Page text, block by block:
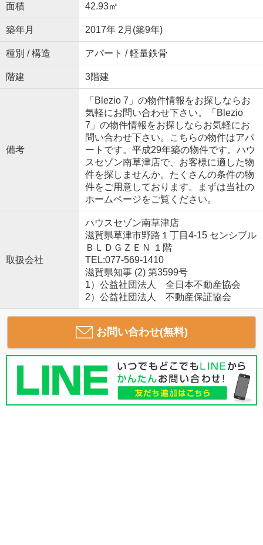
面積 42.93㎡
築年月 2017年 2月(築9年)
種別 / 構造 アパート / 軽量鉄骨
階建 3階建
備考
「Blezio 7」の物件情報をお探しならお
気軽にお問い合わせ下さい。「Blezio
7」の物件情報をお探しならお気軽にお
問い合わせ下さい。こちらの物件はアパ
ートです。平成29年築の物件です。ハウ
スセゾン南草津店で、お客様に適した物
件を探しませんか。たくさんの条件の物
件をご用意しております。まずは当社の
ホームページをご覧ください。
取扱会社
ハウスセゾン南草津店
滋賀県草津市野路１丁目4-15 センシブル
ＢＬＤＧＺＥＮ １階
TEL:077-569-1410
滋賀県知事 (2) 第3599号
1）公益社団法人 全日本不動産協会
2）公益社団法人 不動産保証協会
お問い合わせ(無料)